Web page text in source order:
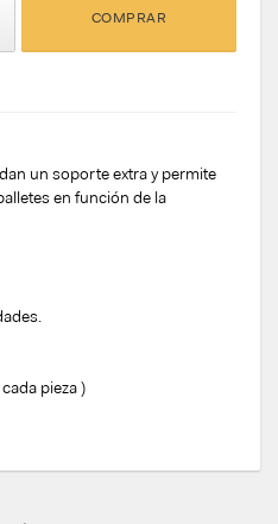
COMPRAR
un soporte extra y permite
en función de la
pieza )